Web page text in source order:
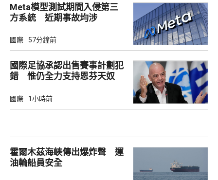
Meta模型測試期間入侵第三
方系統 近期事故均涉
國際 57分鐘前
國際足協承認出售賽事計劃犯
錯 惟仍全力支持恩芬天奴
國際 1小時前
霍爾木茲海峽傳出爆炸聲 運
油輪船員安全